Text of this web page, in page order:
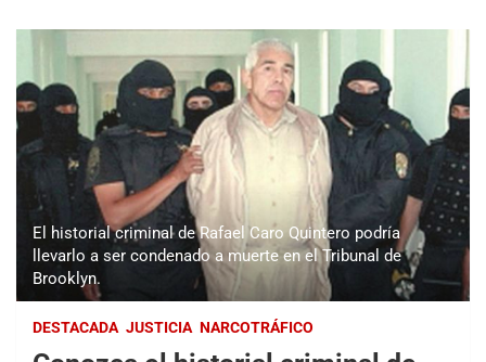
El historial criminal de Rafael Caro Quintero podría
llevarlo a ser condenado a muerte en el Tribunal de
Brooklyn.
DESTACADA JUSTICIA NARCOTRÁFICO